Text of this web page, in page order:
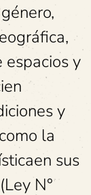
y
y
la
sus
N°